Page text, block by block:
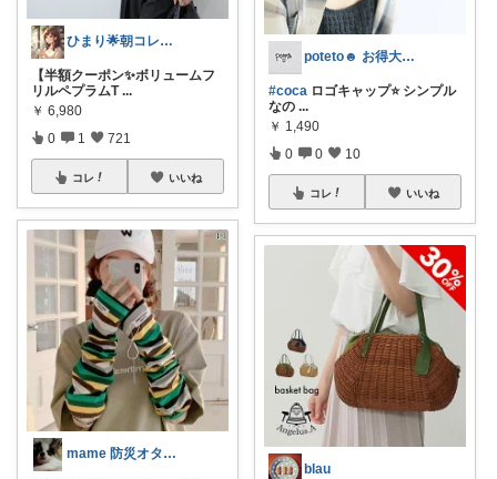
ひまり🌟朝コレ💡いつも感謝💓
【半額クーポン✨ボリュームフ
リルペプラムT ...
￥ 6,980
0 1 721
コレ いいね
mame 防災オタクの生活に安心と彩りを
poteto☻ お得大好き💜
#coca ロゴキャップ⭐️ シンプル
なの ...
￥ 1,490
0 0 10
コレ いいね
blau